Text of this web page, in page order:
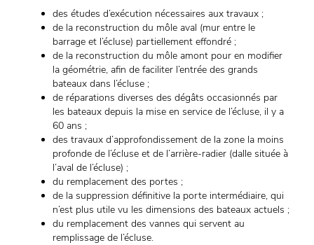
des études d’exécution nécessaires aux travaux ;
de la reconstruction du môle aval (mur entre le
barrage et l’écluse) partiellement effondré ;
de la reconstruction du môle amont pour en modifier
la géométrie, afin de faciliter l’entrée des grands
bateaux dans l’écluse ;
de réparations diverses des dégâts occasionnés par
les bateaux depuis la mise en service de l’écluse, il y a
60 ans ;
des travaux d’approfondissement de la zone la moins
profonde de l’écluse et de l’arrière-radier (dalle située à
l’aval de l’écluse) ;
du remplacement des portes ;
de la suppression définitive la porte intermédiaire, qui
n’est plus utile vu les dimensions des bateaux actuels ;
du remplacement des vannes qui servent au
remplissage de l’écluse.